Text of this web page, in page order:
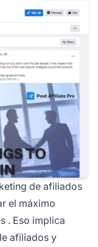
de afiliados
el máximo
. Eso implica
afiliados y